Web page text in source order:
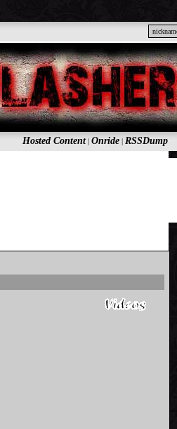
Hosted Content| Onride| RSSDump